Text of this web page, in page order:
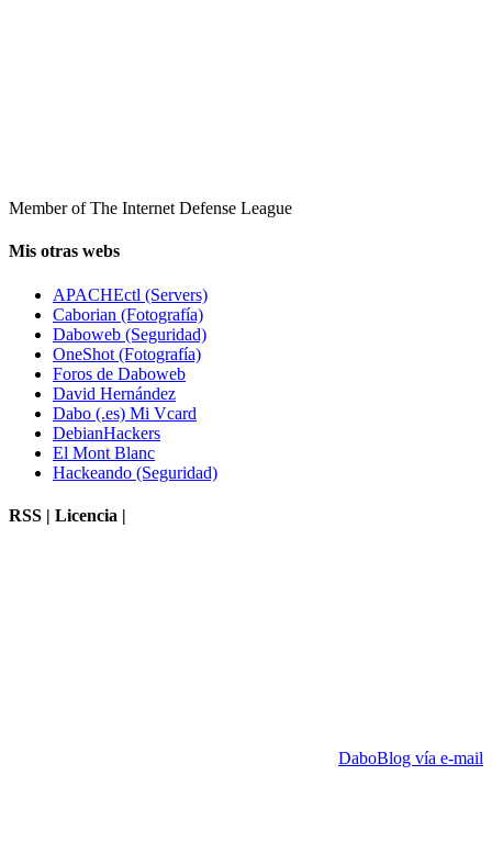
Member of The Internet Defense League
Mis otras webs
APACHEctl (Servers)
Caborian (Fotografía)
Daboweb (Seguridad)
OneShot (Fotografía)
Foros de Daboweb
David Hernández
Dabo (.es) Mi Vcard
DebianHackers
El Mont Blanc
Hackeando (Seguridad)
RSS | Licencia |
DaboBlog vía e-mail